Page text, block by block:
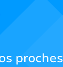
proches